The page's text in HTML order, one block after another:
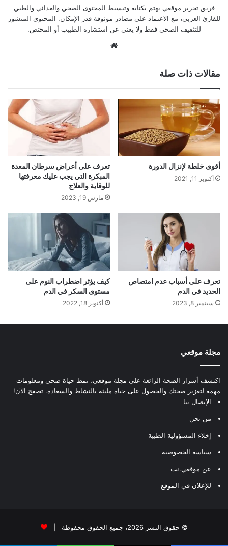
فريق تحرير موقعي يهتم بكتابة وتبسيط المحتوى الصحي والغذائي والطبي
للقارئ العربي، مع الاعتماد على مصادر موثوقة قدر الإمكان. المحتوى المنشور
للتثقيف الصحي فقط ولا يغني عن استشارة الطبيب أو المختص.
مقالات ذات صلة
أقوى خلطة لإنزال الدورة
أكتوبر 11, 2021
تعرف على أعراض سرطان المعدة
المبكرة التي يجب عليك معرفتها
للوقاية والعلاج
مارس 19, 2023
تعرف على أسباب عدم امتصاص
الحديد في الدم
سبتمبر 8, 2023
كيف يؤثر اضطراب النوم على
مستوى السكر في الدم
أكتوبر 18, 2022
مجلة موقعي
اكتشف أسرار الصحة الرائعة على مجلة موقعي، نمط حياة صحي ومعلومات
مهمة لتعزيز صحتك والحصول على حياة مليئة بالنشاط والسعادة. تصفح الآن!
الإتصال بنا
من نحن
إخلاء المسؤولية الطبية
سياسة الخصوصية
عن موقعي.نت
للإعلان في الموقع
© حقوق النشر 2026، جميع الحقوق محفوظة |